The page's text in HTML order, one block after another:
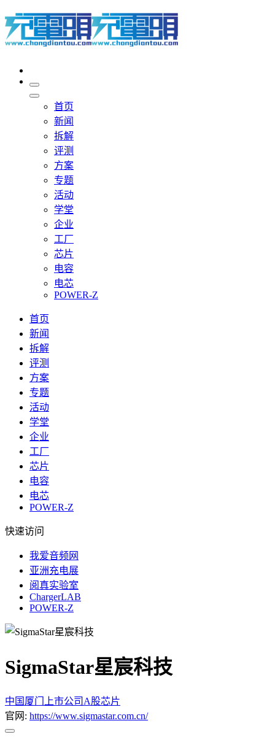
首页
新闻
拆解
评测
方案
专题
活动
学堂
企业
工厂
芯片
电容
电芯
POWER-Z
首页
新闻
拆解
评测
方案
专题
活动
学堂
企业
工厂
芯片
电容
电芯
POWER-Z
快速访问
我爱音频网
亚洲充电展
阅真实验室
ChargerLAB
POWER-Z
SigmaStar星宸科技
中国 厦门 上市公司 A股芯片
官网: https://www.sigmastar.com.cn/